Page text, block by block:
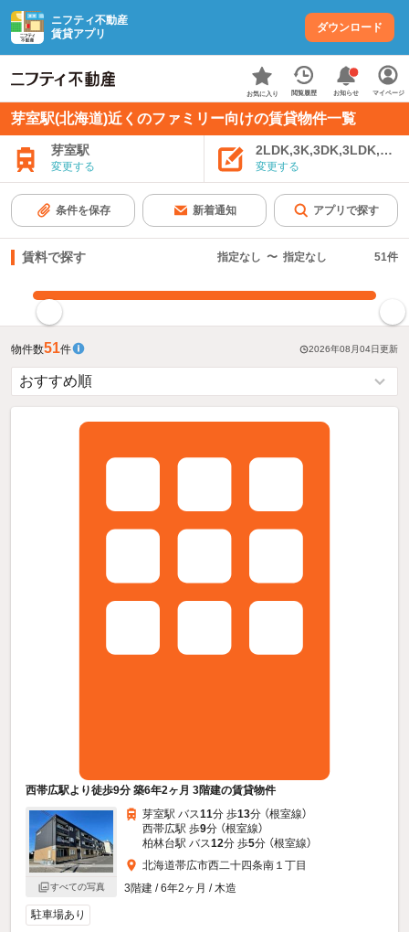
ニフティ不動産
賃貸アプリ
ダウンロード
お気に入り 閲覧履歴 お知らせ マイページ
芽室駅(北海道)近くのファミリー向けの賃貸物件一覧
芽室駅
変更する 変更する
条件を保存 新着通知 アプリで探す
賃料で探す 指定なし 〜 指定なし 51件
物件数51件 2026年08月04日更新
西帯広駅より徒歩9分 築6年2ヶ月 3階建の賃貸物件
すべての写真
芽室駅 バス11分 歩13分 （根室線）
西帯広駅 歩9分 （根室線）
柏林台駅 バス12分 歩5分 （根室線）
北海道帯広市西二十四条南１丁目
3階建 / 6年2ヶ月 / 木造
駐車場あり